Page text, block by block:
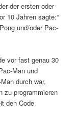
der ersten oder
10 Jahren sagte:“
und/oder Pac-
vor fast genau 30
Man und
durch war,
zu programmieren
den Code